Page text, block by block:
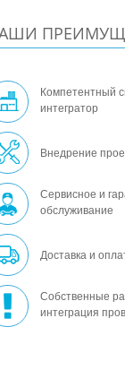
Компетентный
интегратор
Внедрение
Сервисное и
обслуживание
Доставка и
Собственные
интеграция